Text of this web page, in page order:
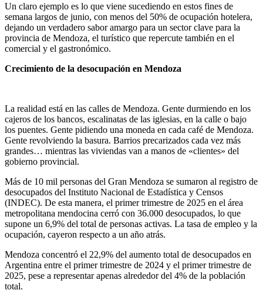
Un claro ejemplo es lo que viene sucediendo en estos fines de
semana largos de junio, con menos del 50% de ocupación hotelera,
dejando un verdadero sabor amargo para un sector clave para la
provincia de Mendoza, el turístico que repercute también en el
comercial y el gastronómico.
Crecimiento de la desocupación en Mendoza
La realidad está en las calles de Mendoza. Gente durmiendo en los
cajeros de los bancos, escalinatas de las iglesias, en la calle o bajo
los puentes. Gente pidiendo una moneda en cada café de Mendoza.
Gente revolviendo la basura. Barrios precarizados cada vez más
grandes… mientras las viviendas van a manos de «clientes» del
gobierno provincial.
Más de 10 mil personas del Gran Mendoza se sumaron al registro de
desocupados del Instituto Nacional de Estadística y Censos
(INDEC). De esta manera, el primer trimestre de 2025 en el área
metropolitana mendocina cerró con 36.000 desocupados, lo que
supone un 6,9% del total de personas activas. La tasa de empleo y la
ocupación, cayeron respecto a un año atrás.
Mendoza concentró el 22,9% del aumento total de desocupados en
Argentina entre el primer trimestre de 2024 y el primer trimestre de
2025, pese a representar apenas alrededor del 4% de la población
total.